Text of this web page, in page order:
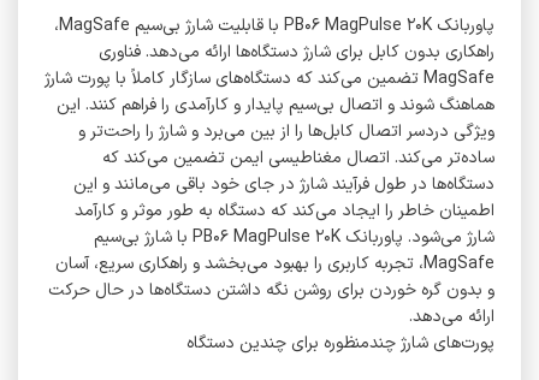
پاوربانک PB۰۶ MagPulse ۲۰K با قابلیت شارژ بی‌سیم MagSafe،
راهکاری بدون کابل برای شارژ دستگاه‌ها ارائه می‌دهد. فناوری
MagSafe تضمین می‌کند که دستگاه‌های سازگار کاملاً با پورت شارژ
هماهنگ شوند و اتصال بی‌سیم پایدار و کارآمدی را فراهم کنند. این
ویژگی دردسر اتصال کابل‌ها را از بین می‌برد و شارژ را راحت‌تر و
ساده‌تر می‌کند. اتصال مغناطیسی ایمن تضمین می‌کند که
دستگاه‌ها در طول فرآیند شارژ در جای خود باقی می‌مانند و این
اطمینان خاطر را ایجاد می‌کند که دستگاه به طور موثر و کارآمد
شارژ می‌شود. پاوربانک PB۰۶ MagPulse ۲۰K با شارژ بی‌سیم
MagSafe، تجربه کاربری را بهبود می‌بخشد و راهکاری سریع، آسان
و بدون گره خوردن برای روشن نگه داشتن دستگاه‌ها در حال حرکت
ارائه می‌دهد.
پورت‌های شارژ چندمنظوره برای چندین دستگاه